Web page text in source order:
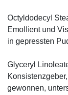
Octyldodecyl
Emollient und
in gepressten
Glyceryl
gewonnen,